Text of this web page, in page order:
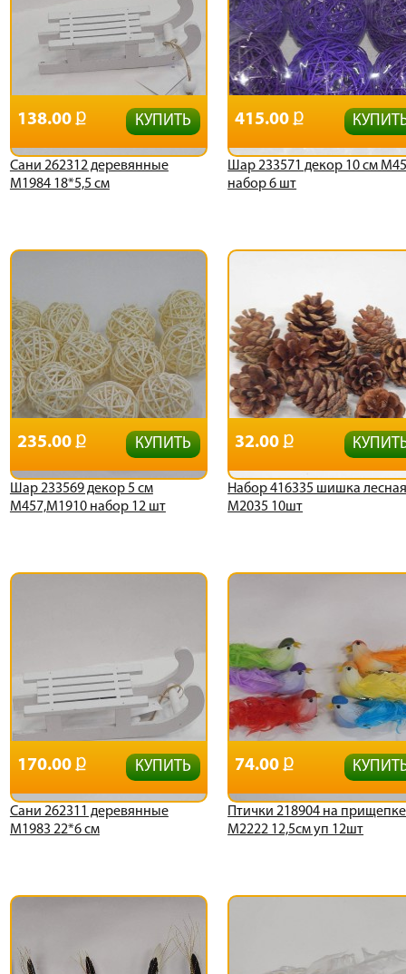
Сани 262312 деревянные
М1984 18*5,5 см
138.00 КУПИТЬ
Шар 233571 декор 10 см
набор 6 шт
415.00
Шар 233569 декор 5 см
М457,М1910 набор 12 шт
235.00 КУПИТЬ
Набор 416335 шишка
М2035 10шт
32.00
Сани 262311 деревянные
М1983 22*6 см
170.00 КУПИТЬ
Птички 218904 на прищепке
М2222 12,5см уп 12шт
74.00